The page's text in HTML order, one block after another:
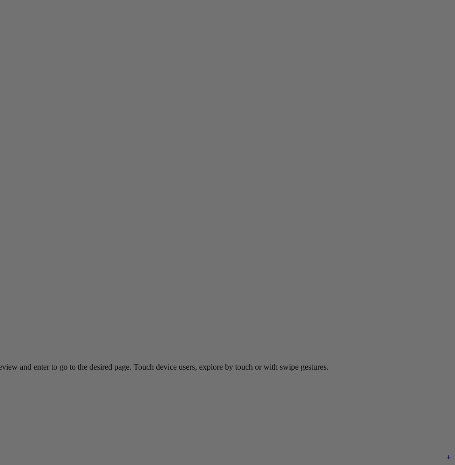
and enter to go to the desired page. Touch device users, explore by touch or with swipe gestures.
+